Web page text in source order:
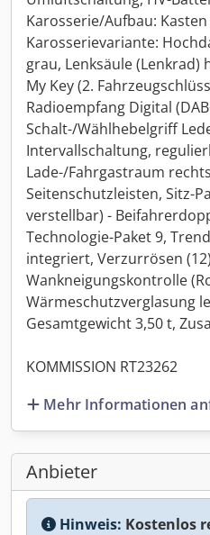
Karosserie/Aufbau:
Karosserievariante:
grau, Lenksäule
My Key (2.
Radioempfang Digital
Schalt-/Wählhebelgriff
Intervallschaltung,
Lade-/Fahrgastraum
Seitenschutzleisten, Sitz-
verstellbar) -
Technologie-Paket 9,
integriert, Verzurrösen
Wankneigungskontrolle
Wärmeschutzverglasung
Gesamtgewicht 3,50 t,
KOMMISSION RT23262
Mehr Informationen
Anbieter
Hinweis: Kostenlos